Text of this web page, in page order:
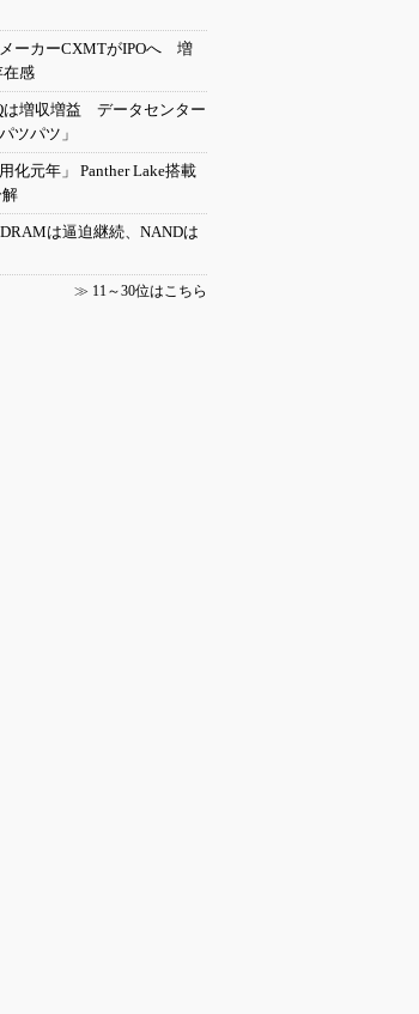
ーカーCXMTがIPOへ 増
在感
は増収増益 データセンター
ツパツ」
化元年」 Panther Lake搭載
は逼迫継続、NANDは
≫ 11～30位はこちら